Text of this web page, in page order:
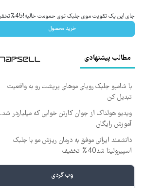
جای این پک تقویت موی جلبک توی حمومت خالیه!45%تخفیف
خرید محصول
مطالب پیشنهادی
با شامپو جلبک رویای موهای پرپشت رو به واقعیت
تبدیل کن
ویدیو هولناک از جوان کارتن خوابی که میلیاردر شد.
آموزش رایگان
دانشمند ایرانی موفق به درمان ریزش مو با جلبک
اسپیرولینا شد40% تخفیف
وب گردی